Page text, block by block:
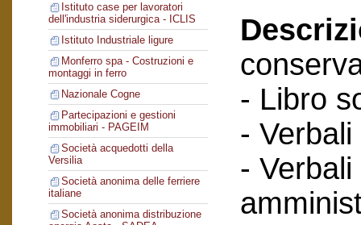
Istituto case per lavoratori
dell'industria siderurgica - ICLIS
Istituto Industriale ligure
Monferro spa - Costruzioni e
montaggi in ferro
Nazionale Cogne
Partecipazioni e gestioni
immobiliari - PAGEIM
Società acquedotti della
Versilia
Società anonima delle ferriere
italiane
Società anonima distribuzione
- Libro
-
-